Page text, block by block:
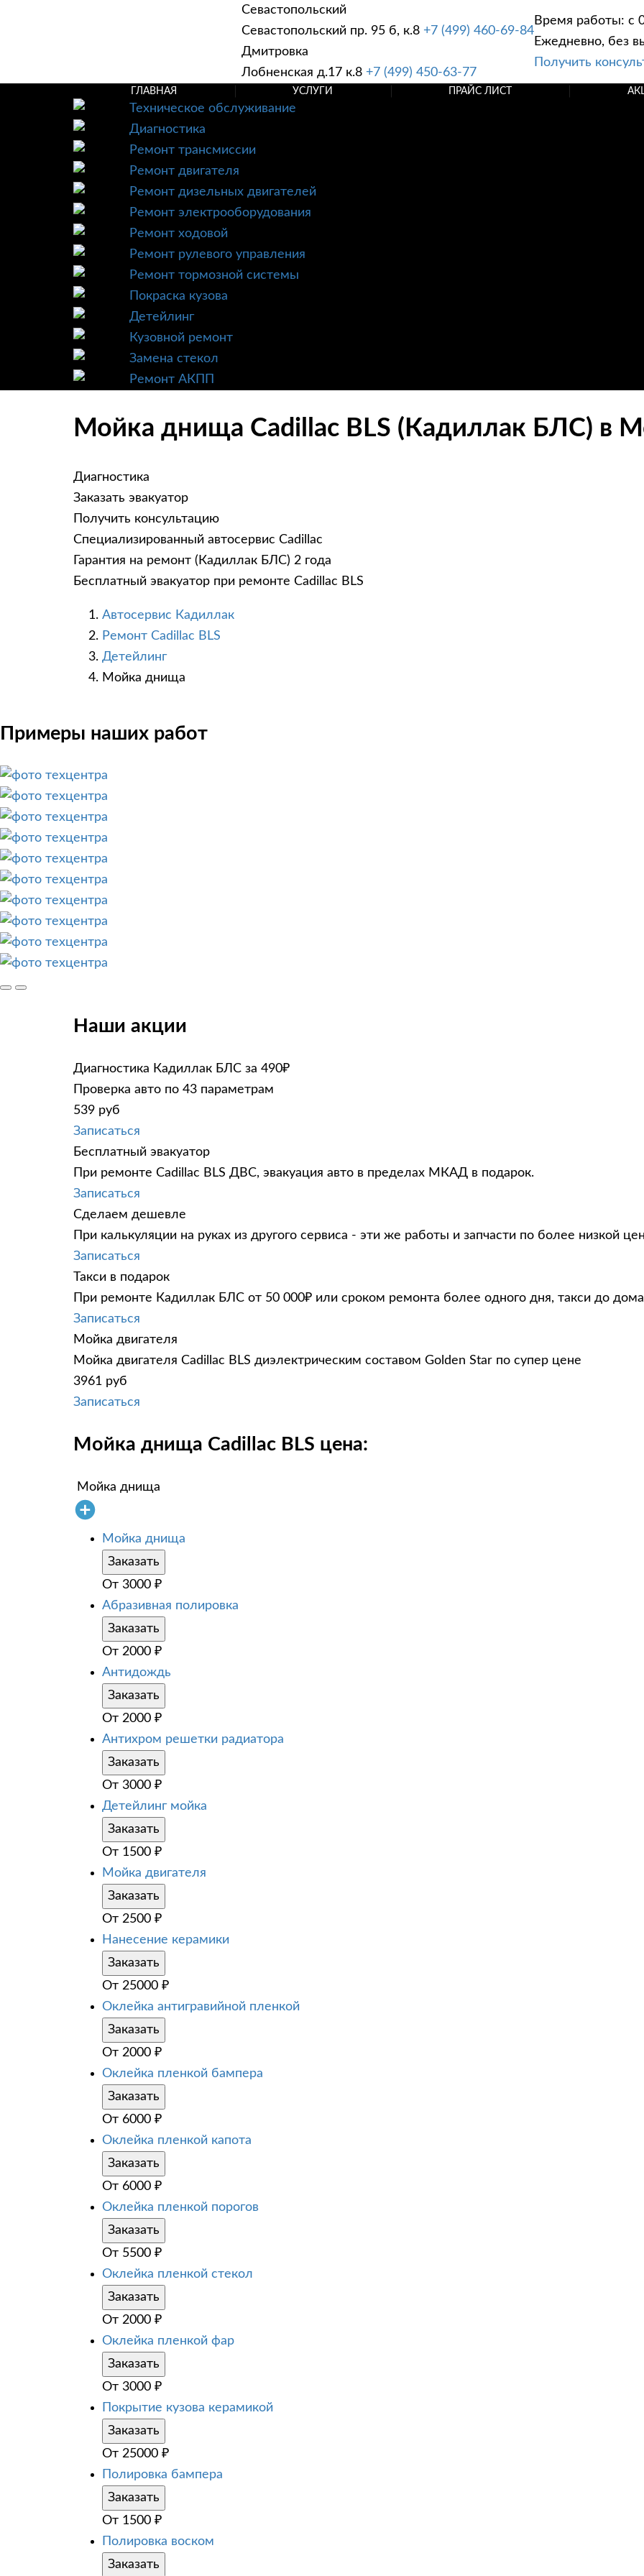
Севастопольский
Севастопольский пр. 95 б, к.8 +7 (499) 460-69-84
Дмитровка
Лобненская д.17 к.8 +7 (499) 450-63-77
Время работы: с
Ежедневно, без
Получить
ГЛАВНАЯ УСЛУГИ ПРАЙС ЛИСТ
Техническое обслуживание
Диагностика
Ремонт трансмиссии
Ремонт двигателя
Ремонт дизельных двигателей
Ремонт электрооборудования
Ремонт ходовой
Ремонт рулевого управления
Ремонт тормозной системы
Покраска кузова
Детейлинг
Кузовной ремонт
Замена стекол
Ремонт АКПП
Мойка днища Cadillac BLS (Кадиллак БЛС) в
Диагностика
Заказать эвакуатор
Получить консультацию
Специализированный автосервис Cadillac
Гарантия на ремонт (Кадиллак БЛС) 2 года
Бесплатный эвакуатор при ремонте Cadillac BLS
Автосервис Кадиллак
Ремонт Cadillac BLS
Детейлинг
Мойка днища
Примеры наших работ
Наши акции
Диагностика Кадиллак БЛС за 490₽
Проверка авто по 43 параметрам
539 руб
Записаться
Бесплатный эвакуатор
При ремонте Cadillac BLS ДВС, эвакуация авто в пределах МКАД в подарок.
Записаться
Сделаем дешевле
При калькуляции на руках из другого сервиса - эти же работы и запчасти по более низкой
Записаться
Такси в подарок
При ремонте Кадиллак БЛС от 50 000₽ или сроком ремонта более одного дня, такси до
Записаться
Мойка двигателя
Мойка двигателя Cadillac BLS диэлектрическим составом Golden Star по супер цене
3961 руб
Записаться
Мойка днища Cadillac BLS цена:
Мойка днища
Мойка днища
Заказать
От 3000 ₽
Абразивная полировка
Заказать
От 2000 ₽
Антидождь
Заказать
От 2000 ₽
Антихром решетки радиатора
Заказать
От 3000 ₽
Детейлинг мойка
Заказать
От 1500 ₽
Мойка двигателя
Заказать
От 2500 ₽
Нанесение керамики
Заказать
От 25000 ₽
Оклейка антигравийной пленкой
Заказать
От 2000 ₽
Оклейка пленкой бампера
Заказать
От 6000 ₽
Оклейка пленкой капота
Заказать
От 6000 ₽
Оклейка пленкой порогов
Заказать
От 5500 ₽
Оклейка пленкой стекол
Заказать
От 2000 ₽
Оклейка пленкой фар
Заказать
От 3000 ₽
Покрытие кузова керамикой
Заказать
От 25000 ₽
Полировка бампера
Заказать
От 1500 ₽
Полировка воском
Заказать